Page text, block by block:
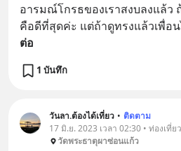
อารมณ์โกรธของเราสงบลงแล้ว
คือดีที่สุดค่ะ แต่ถ้าดูทรงแล้วเพื่อ
ต่อ
1 บันทึก
วันลา.ต้องได้เที่ยว • ติดตาม
17 มิ.ย. 2023 เวลา 02:30 • ท่องเที่ยว
วัดพระธาตุผาซ่อนแก้ว